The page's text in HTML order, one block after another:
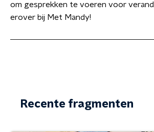
om gesprekken te voeren voor
erover bij Met Mandy!
Recente fragmenten